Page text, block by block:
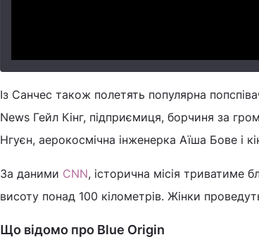
Із Санчес також полетять популярна
News Гейл Кінг, підприємиця, борчиня за
Нгуєн, аерокосмічна інженерка Аїша Бове і
За даними CNN, історична місія триватиме
висоту понад 100 кілометрів. Жінки
Що відомо про Blue Origin